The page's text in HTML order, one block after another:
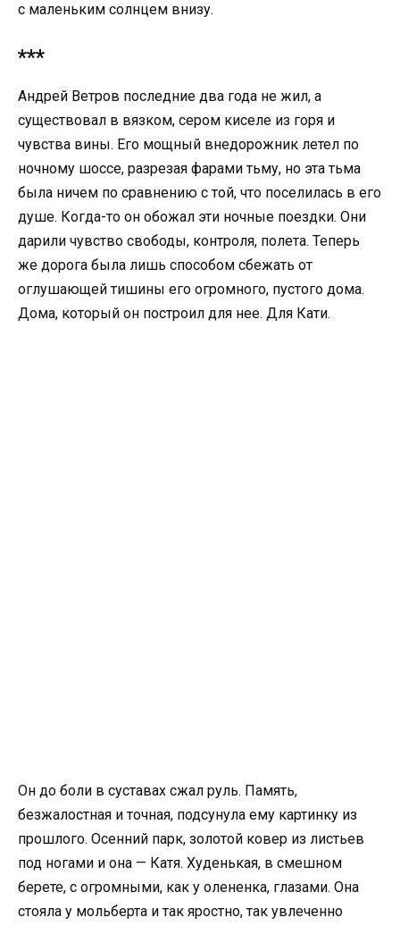
с маленьким солнцем внизу.
***
Андрей Ветров последние два года не жил, а
существовал в вязком, сером киселе из горя и
чувства вины. Его мощный внедорожник летел по
ночному шоссе, разрезая фарами тьму, но эта тьма
была ничем по сравнению с той, что поселилась в его
душе. Когда-то он обожал эти ночные поездки. Они
дарили чувство свободы, контроля, полета. Теперь
же дорога была лишь способом сбежать от
оглушающей тишины его огромного, пустого дома.
Дома, который он построил для нее. Для Кати.
Он до боли в суставах сжал руль. Память,
безжалостная и точная, подсунула ему картинку из
прошлого. Осенний парк, золотой ковер из листьев
под ногами и она — Катя. Худенькая, в смешном
берете, с огромными, как у олененка, глазами. Она
стояла у мольберта и так яростно, так увлеченно